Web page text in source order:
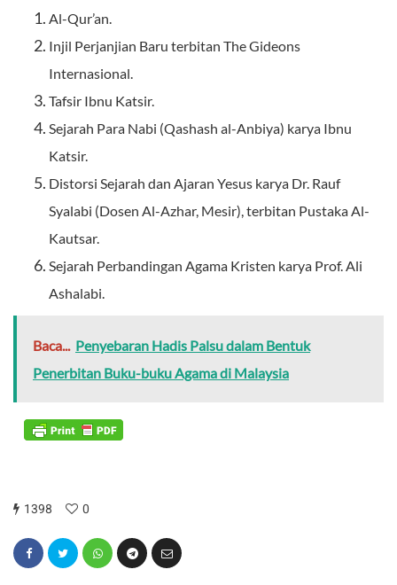
Al-Qur’an.
Injil Perjanjian Baru terbitan The Gideons
Internasional.
Tafsir Ibnu Katsir.
Sejarah Para Nabi (Qashash al-Anbiya) karya Ibnu
Katsir.
Distorsi Sejarah dan Ajaran Yesus karya Dr. Rauf
Syalabi (Dosen Al-Azhar, Mesir), terbitan Pustaka Al-
Kautsar.
Sejarah Perbandingan Agama Kristen karya Prof. Ali
Ashalabi.
Baca... Penyebaran Hadis Palsu dalam Bentuk
Penerbitan Buku-buku Agama di Malaysia
1398 0